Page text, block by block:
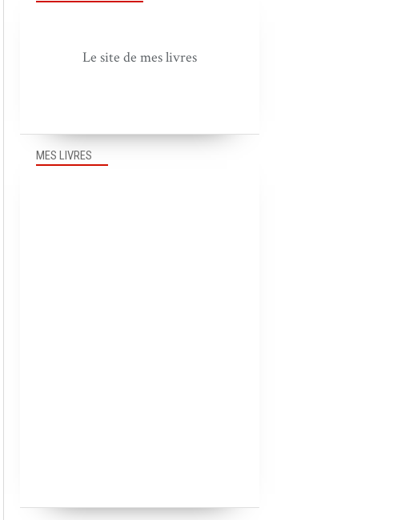
MES LIVRES
Le site de mes livres